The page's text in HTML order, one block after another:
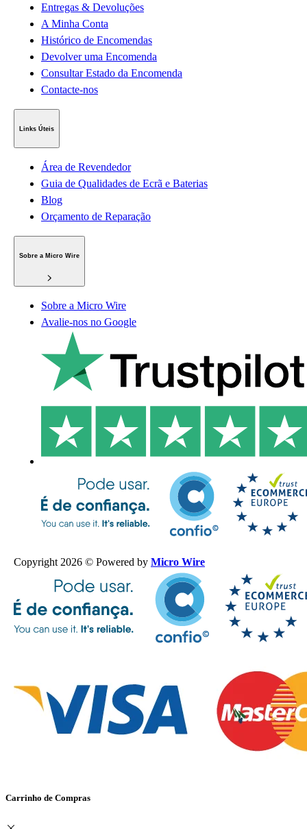
Entregas & Devoluções
A Minha Conta
Histórico de Encomendas
Devolver uma Encomenda
Consultar Estado da Encomenda
Contacte-nos
Links Úteis
Área de Revendedor
Guia de Qualidades de Ecrã e Baterias
Blog
Orçamento de Reparação
Sobre a Micro Wire
Sobre a Micro Wire
Avalie-nos no Google
Copyright 2026 © Powered by Micro Wire
Carrinho de Compras